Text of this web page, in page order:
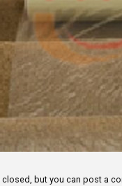
closed, but you can post a